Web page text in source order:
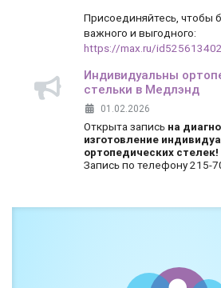
Присоединяйтесь, чтобы
важного и выгодного:
https://max.ru/
Индивидуальны
стельки в Медлэнд
01.02.2026
Открыта запись на
изготовление
ортопедических стелек!
Запись по телефону 215-